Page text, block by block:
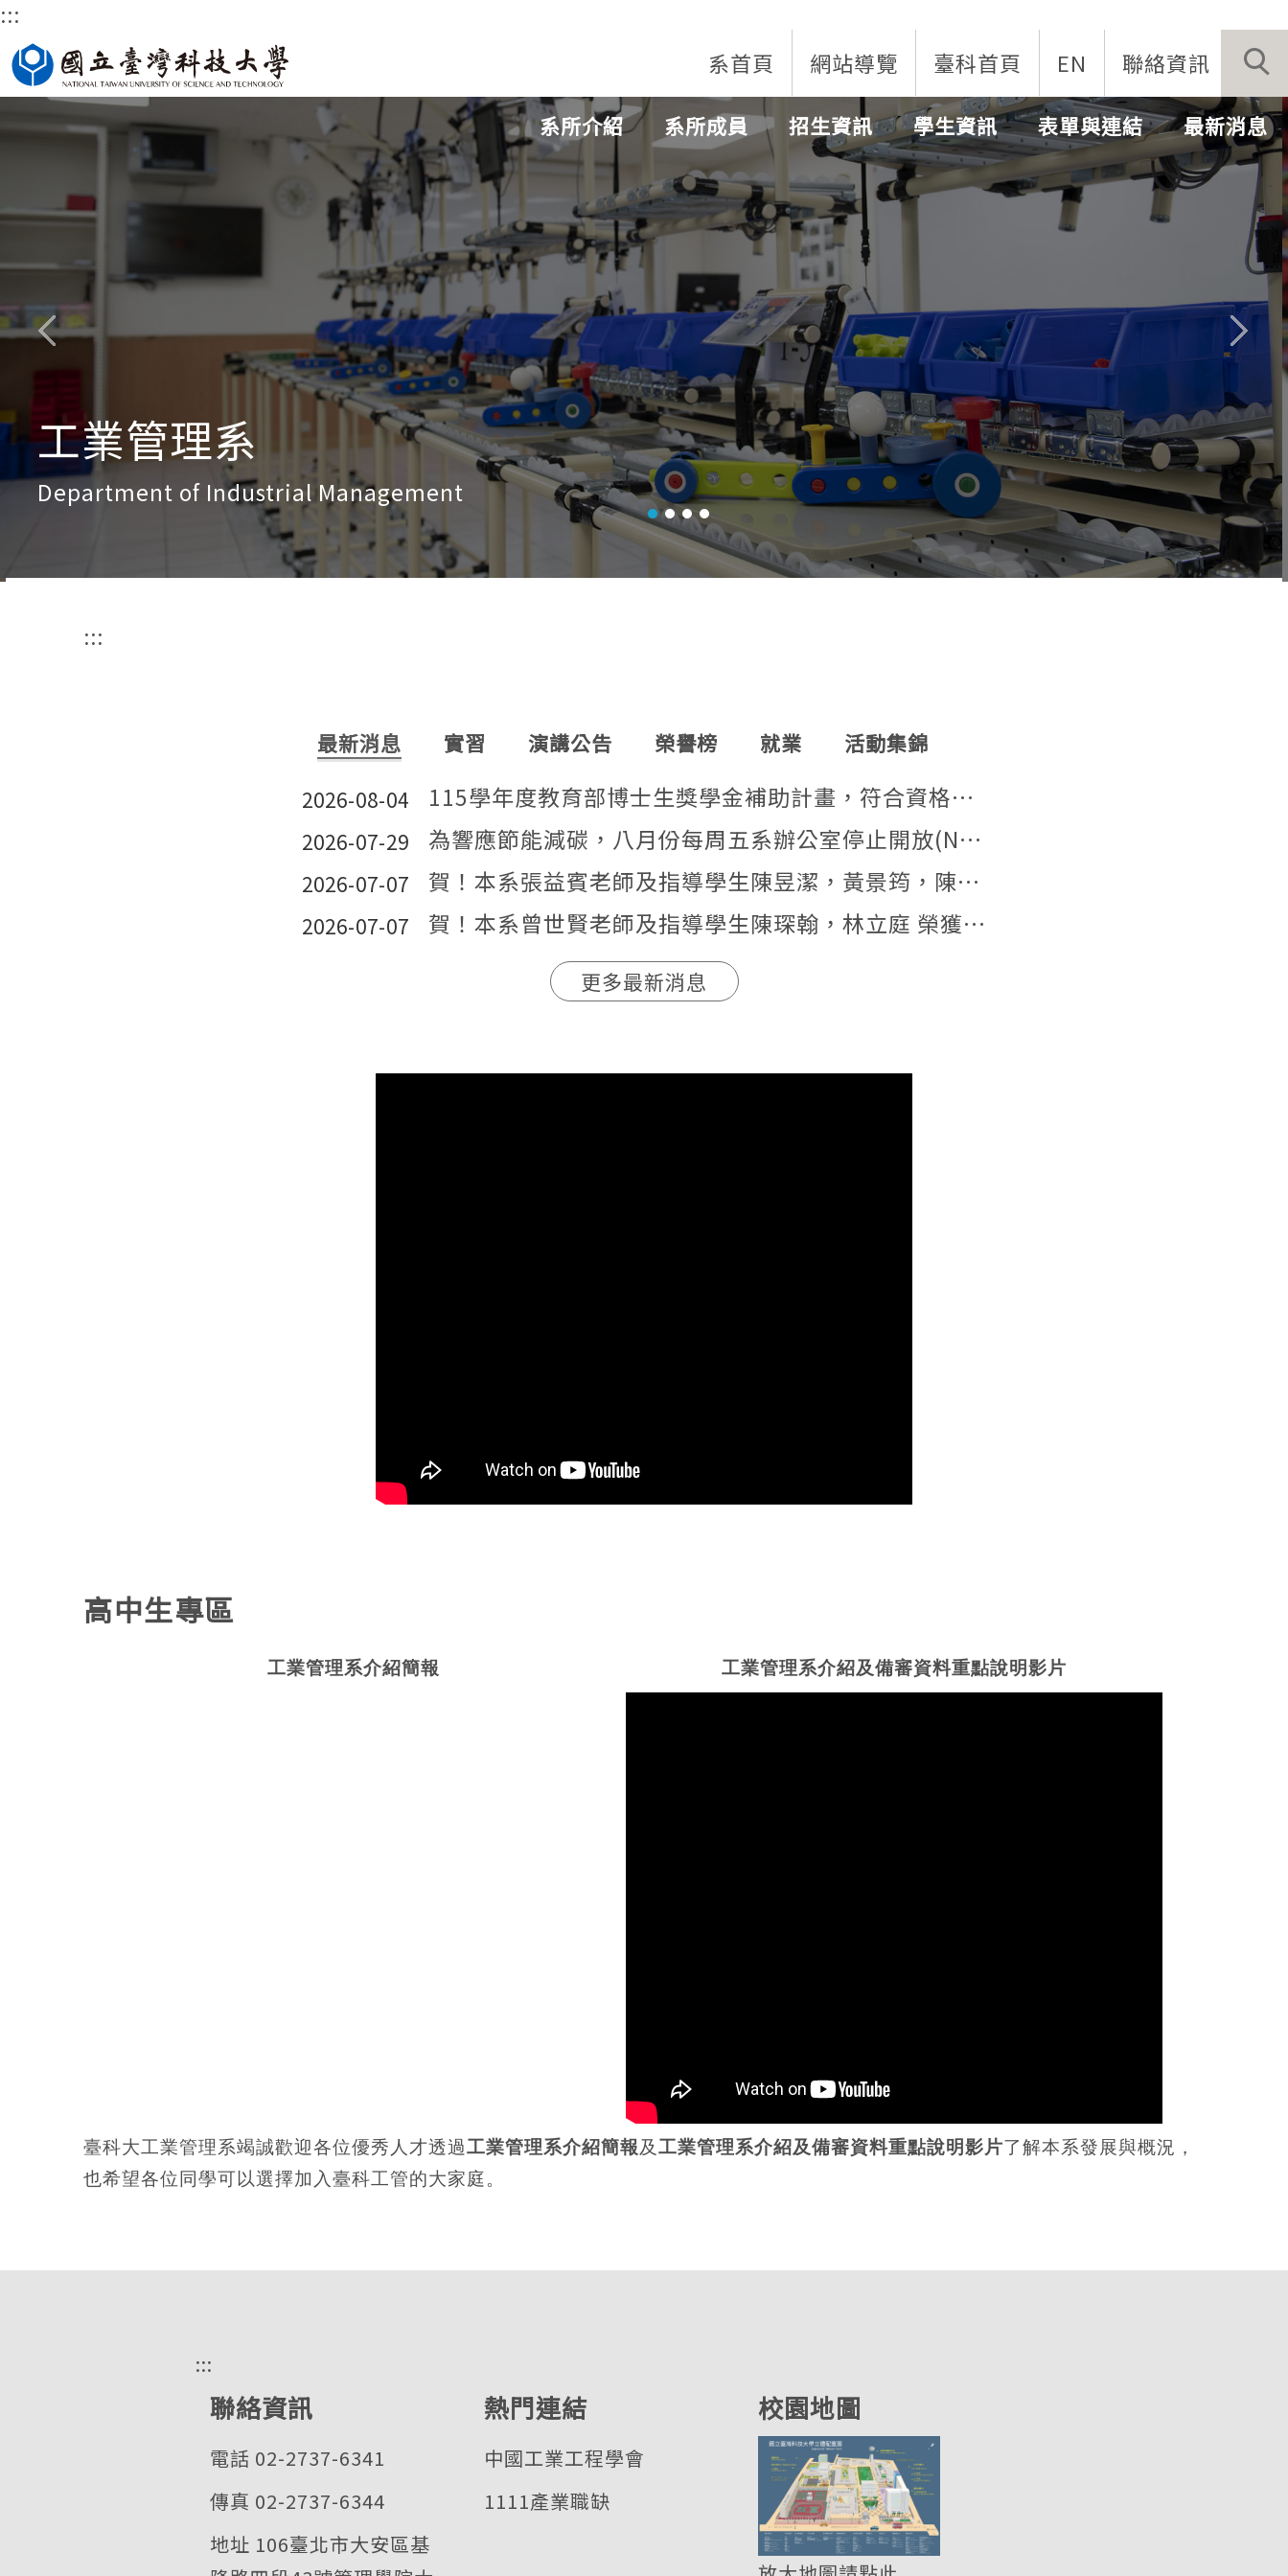
跳
到
主
內
:::
系首頁 網站導覽 臺科首頁 EN 聯絡資訊
系所介紹 系所成員 招生資訊 學生資訊 表單與連結 最新消息
工業管理系
Department of Industrial Management
:::
最新消息 實習 演講公告 榮譽榜 就業
活動集錦
2026-08-04
115學年度教育部博士生獎學金補助計畫，符合資格擬申請者，請於115年9月8日（二）15:00前繳送至系辦公室，逾期恕不受理。
2026-07-29 為響應節能減碳，八月份每周五系辦公室停止開放(News Update)During the summer vacation, IM office will be closed every Friday in August.
2026-07-07 賀！本系張益賓老師及指導學生陳昱潔，黃景筠，陳庭蓁榮獲 2026年全國工業工程與管理大學生專題論文與技術報告競賽 服務系統與科技管理組 佳作
2026-07-07 賀！本系曾世賢老師及指導學生陳琛翰，林立庭 榮獲 2026年全國工業工程與管理大學生專題論文與技術報告競賽 生產系統與智慧製造組 第三名
更多最新消息
高中生專區
工業管理系介紹簡報 工業管理系介紹及備審資料重點說明影片
臺科大工業管理系竭誠歡迎各位優秀人才透過工業管理系介紹簡報及工業管理系介紹及備審資料重點說明影片了解本系發展與概況，
也希望各位同學可以選擇加入臺科工管的大家庭。
:::
聯絡資訊
電話 02-2737-6341
傳真 02-2737-6344
地址 106臺北市大安區基
熱門連結
中國工業工程學會
1111產業職缺
校園地圖